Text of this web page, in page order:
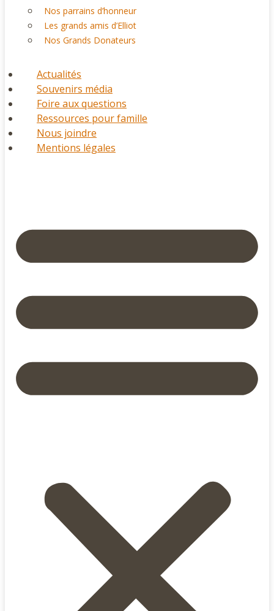
Nos parrains d’honneur
Les grands amis d’Elliot
Nos Grands Donateurs
Actualités
Souvenirs média
Foire aux questions
Ressources pour famille
Nous joindre
Mentions légales